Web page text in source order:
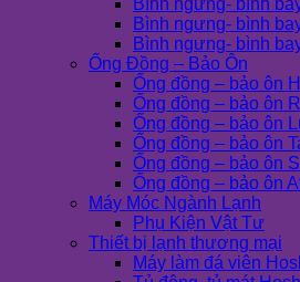
Bình ngưng- bình
Bình ngưng- bình
Bình ngưng- bình
Ống Đồng – Bảo Ôn
Ống đồng – bảo ôn
Ống đồng – bảo ôn
Ống đồng – bảo ôn
Ống đồng – bảo ôn
Ống đồng – bảo ôn
Ống đồng – bảo ôn
Máy Móc Ngành Lạnh
Phụ Kiện Vật Tư
Thiết bị lạnh thương mại
Máy làm đá viên